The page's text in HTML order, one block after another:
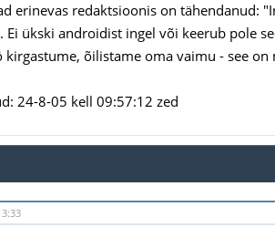
erinevas redaktsioonis on tähendanud:
Ei ükski androidist ingel või keerub pole
kirgastume, õilistame oma vaimu - see
24-8-05 kell 09:57:12 zed